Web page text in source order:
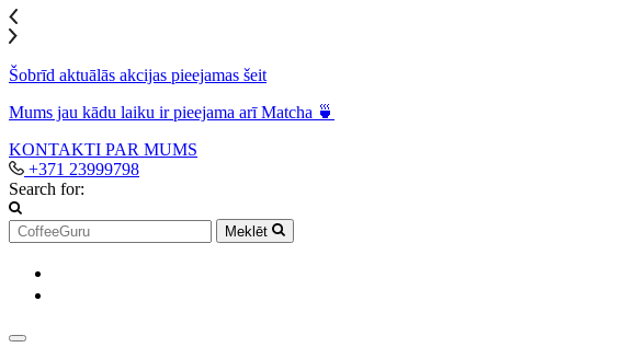
Šobrīd aktuālās akcijas pieejamas šeit
Mums jau kādu laiku ir pieejama arī Matcha 🍵
KONTAKTI PAR MUMS
+371 23999798
Search for:
Meklēt